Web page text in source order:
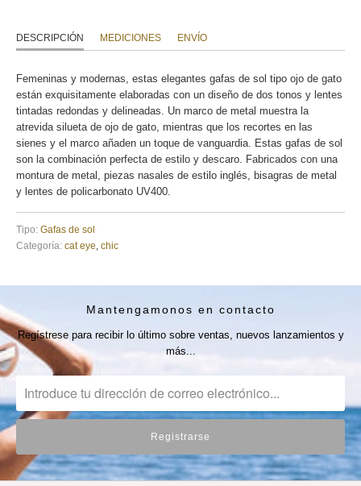
DESCRIPCIÓN MEDICIONES ENVÍO
Femeninas y modernas, estas elegantes gafas de sol tipo ojo de gato
están exquisitamente elaboradas con un diseño de dos tonos y lentes
tintadas redondas y delineadas. Un marco de metal muestra la
atrevida silueta de ojo de gato, mientras que los recortes en las
sienes y el marco añaden un toque de vanguardia. Estas gafas de sol
son la combinación perfecta de estilo y descaro. Fabricados con una
montura de metal, piezas nasales de estilo inglés, bisagras de metal
y lentes de policarbonato UV400.
Tipo: Gafas de sol
Categoría: cat eye chic
Mantengamonos en contacto
Regístrese para recibir lo último sobre ventas, nuevos lanzamientos y
más...